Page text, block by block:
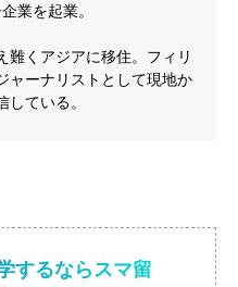
業を起業。
難くアジアに移住。フィリ
ャーナリストとして現地か
している。
するならスマ留